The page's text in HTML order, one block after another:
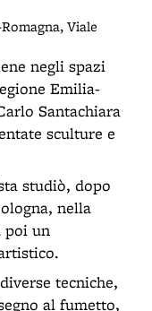
Viale
negli spazi
Emilia-
Santachiara
sculture e
studiò, dopo
nella
poi un
tecniche,
al fumetto,